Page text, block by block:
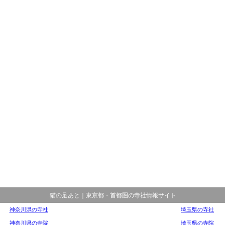
猫の足あと｜東京都・首都圏の寺社情報サイト
神奈川県の寺社
神奈川県の寺院
埼玉県の寺社
埼玉県の寺院